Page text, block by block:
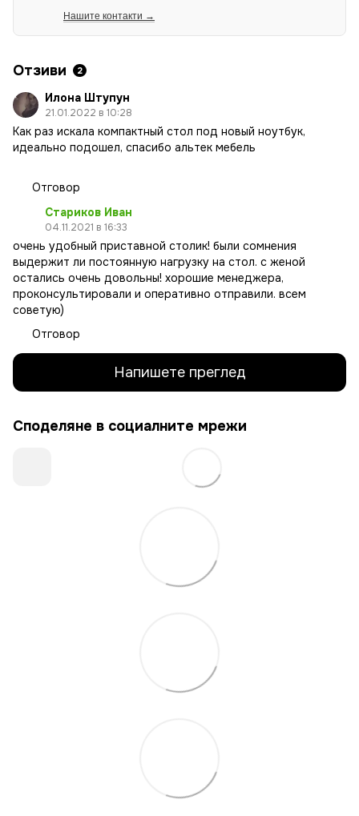
Нашите контакти →
Отзиви 2
Илона Штупун
21.01.2022 в 10:28
Как раз искала компактный стол под новый ноутбук,
идеально подошел, спасибо альтек мебель
Отговор
Стариков Иван
04.11.2021 в 16:33
очень удобный приставной столик! были сомнения
выдержит ли постоянную нагрузку на стол. с женой
остались очень довольны! хорошие менеджера,
проконсультировали и оперативно отправили. всем
советую)
Отговор
Напишете преглед
Споделяне в социалните мрежи